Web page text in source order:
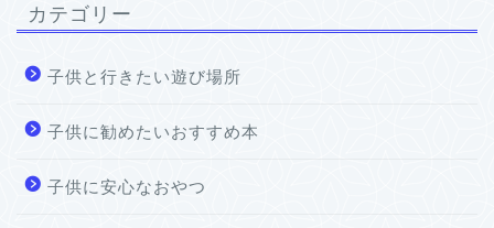
カテゴリー
子供と行きたい遊び場所
子供に勧めたいおすすめ本
子供に安心なおやつ